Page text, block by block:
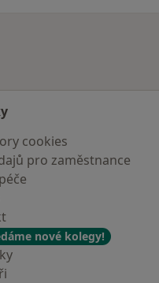
cookies
pro zaměstnance
nové kolegy!